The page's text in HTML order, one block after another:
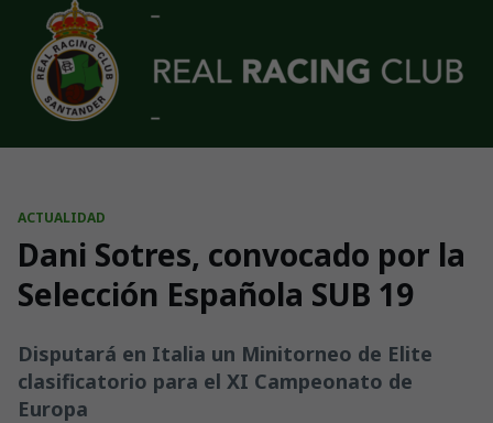
Skip to main content
ACTUALIDAD
Dani Sotres, convocado por la
Selección Española SUB 19
Disputará en Italia un Minitorneo de Elite
clasificatorio para el XI Campeonato de
Europa